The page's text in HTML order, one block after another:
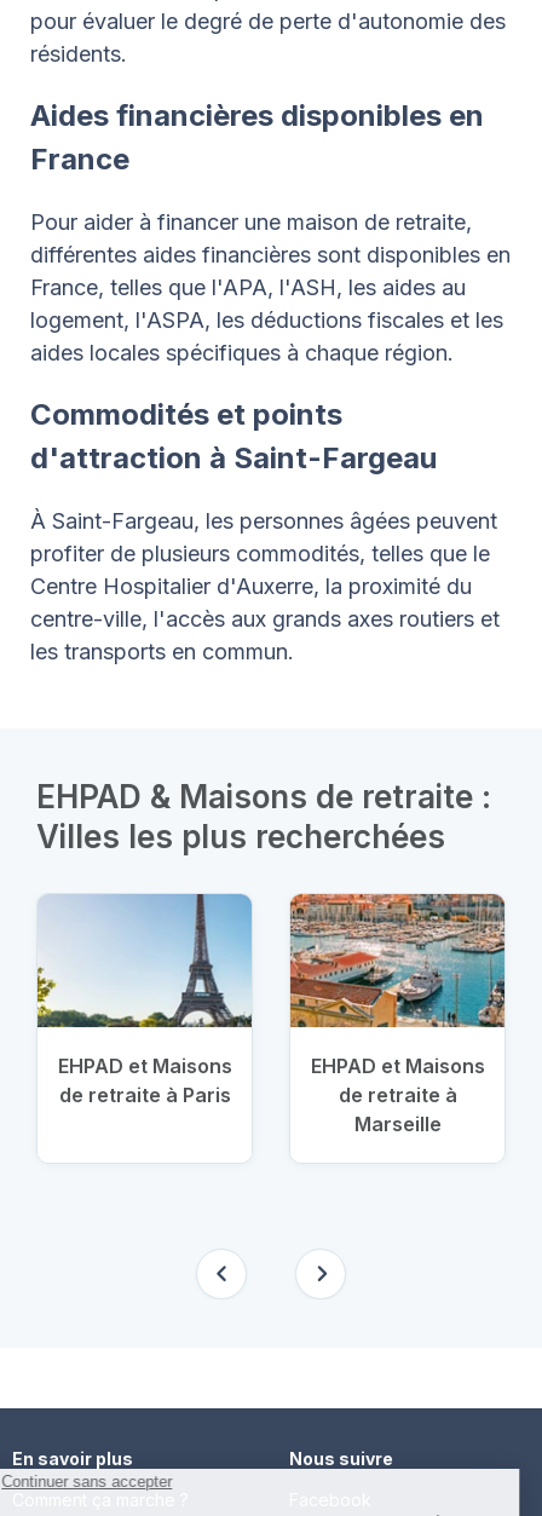
pour évaluer le degré de perte d'autonomie des
résidents.
Aides financières disponibles en
France
Pour aider à financer une maison de retraite,
différentes aides financières sont disponibles en
France, telles que l'APA, l'ASH, les aides au
logement, l'ASPA, les déductions fiscales et les
aides locales spécifiques à chaque région.
Commodités et points
d'attraction à Saint-Fargeau
À Saint-Fargeau, les personnes âgées peuvent
profiter de plusieurs commodités, telles que le
Centre Hospitalier d'Auxerre, la proximité du
centre-ville, l'accès aux grands axes routiers et
les transports en commun.
EHPAD & Maisons de retraite :
Villes les plus recherchées
EHPAD et Maisons
de retraite à Paris
EHPAD et Maisons
de retraite à
Marseille
En savoir plus
Nous suivre